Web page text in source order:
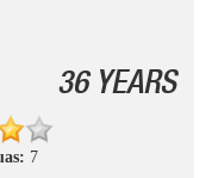
36 YEARS
7